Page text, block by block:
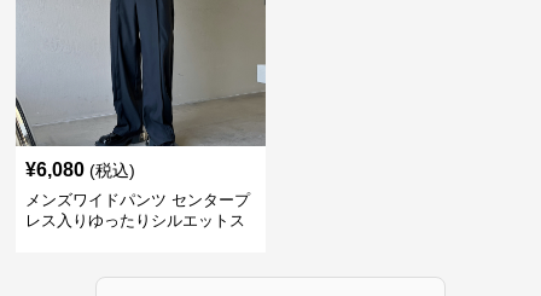
¥6,080 (税込)
メンズワイドパンツ センタープ
レス入りゆったりシルエットス